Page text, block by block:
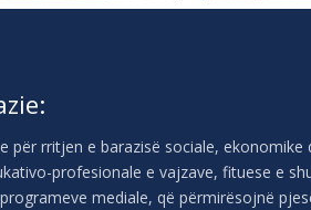
për rritjen e barazisë sociale,
profesionale e vajzave, fituese e
mediale, që përmirësojnë